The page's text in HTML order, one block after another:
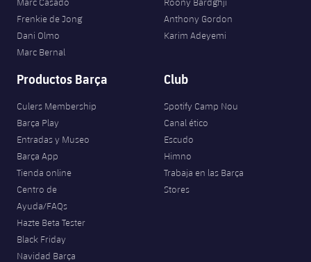
Frenkie de Jong
Dani Olmo
Marc Bernal
Anthony Gordon
Karim Adeyemi
Productos Barça
Culers Membership
Barça Play
Entradas y Museo
Barça App
Tienda online
Centro de
Ayuda/FAQs
Hazte Beta Tester
Black Friday
Navidad Barça
Club
Spotify Camp Nou
Canal ético
Escudo
Himno
Trabaja en las Barça
Stores